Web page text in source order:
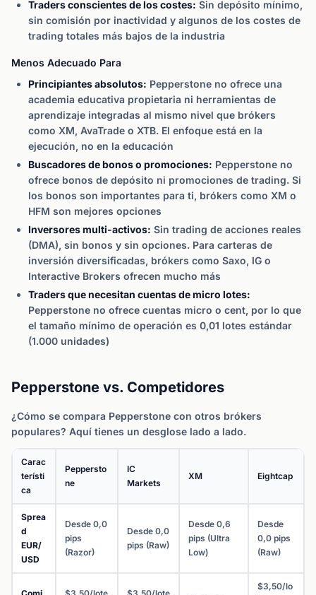
Traders conscientes de los costes: Sin depósito mínimo,
sin comisión por inactividad y algunos de los costes de
trading totales más bajos de la industria
Menos Adecuado Para
Principiantes absolutos: Pepperstone no ofrece una
academia educativa propietaria ni herramientas de
aprendizaje integradas al mismo nivel que brókers
como XM, AvaTrade o XTB. El enfoque está en la
ejecución, no en la educación
Buscadores de bonos o promociones: Pepperstone no
ofrece bonos de depósito ni promociones de trading. Si
los bonos son importantes para ti, brókers como XM o
HFM son mejores opciones
Inversores multi-activos: Sin trading de acciones reales
(DMA), sin bonos y sin opciones. Para carteras de
inversión diversificadas, brókers como Saxo, IG o
Interactive Brokers ofrecen mucho más
Traders que necesitan cuentas de micro lotes:
Pepperstone no ofrece cuentas micro o cent, por lo que
el tamaño mínimo de operación es 0,01 lotes estándar
(1.000 unidades)
Pepperstone vs. Competidores
¿Cómo se compara Pepperstone con otros brókers
populares? Aquí tienes un desglose lado a lado.
Carac
terísti
ca
Peppersto
ne
IC
Markets
XM Eightcap
Sprea
d
EUR/
USD
Desde 0,0
pips
(Razor)
Desde 0,0
pips (Raw)
Desde 0,6
pips (Ultra
Low)
Desde
0,0 pips
(Raw)
$3,50/lo